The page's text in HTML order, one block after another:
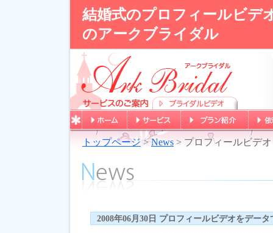
結婚式のプロフィールビデ
のアークブライダル
トップページ>News > プロフィールビデ
2008年06月30日 プロフィールビデオをデータ